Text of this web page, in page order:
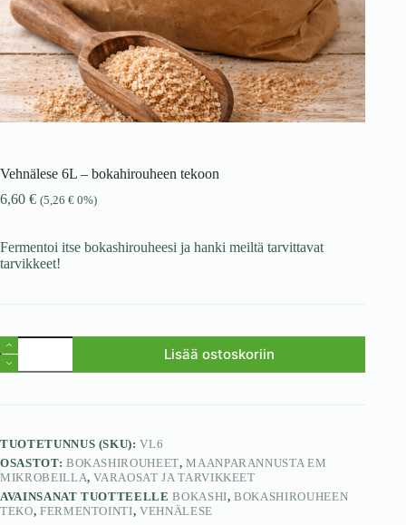
Vehnälese 6L – bokahirouheen tekoon
6,60 € (5,26 € 0%)
Fermentoi itse bokashirouheesi ja hanki meiltä tarvittavat
tarvikkeet!
Lisää ostoskoriin
TUOTETUNNUS (SKU):VL6
OSASTOT: BOKASHIROUHEET,MAANPARANNUSTA EM
MIKROBEILLA,VARAOSAT JA TARVIKKEET
AVAINSANAT TUOTTEELLEBOKASHI,BOKASHIROUHEEN
TEKO, FERMENTOINTI,VEHNÄLESE